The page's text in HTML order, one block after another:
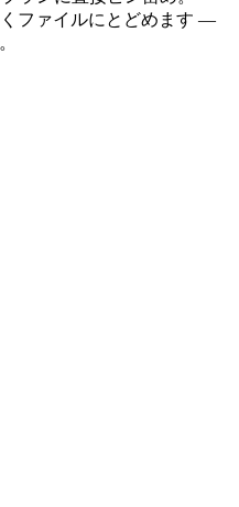
ファイルにとどめます —